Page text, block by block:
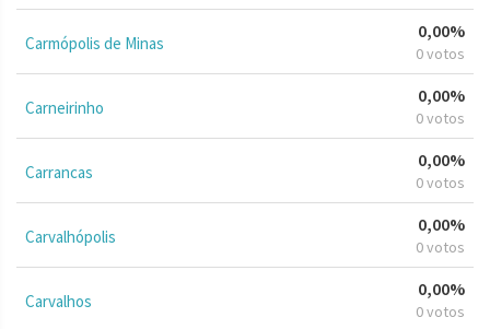
Carmópolis de Minas
0,00%
0 votos
Carneirinho
0,00%
0 votos
Carrancas
0,00%
0 votos
Carvalhópolis
0,00%
0 votos
Carvalhos
0,00%
0 votos